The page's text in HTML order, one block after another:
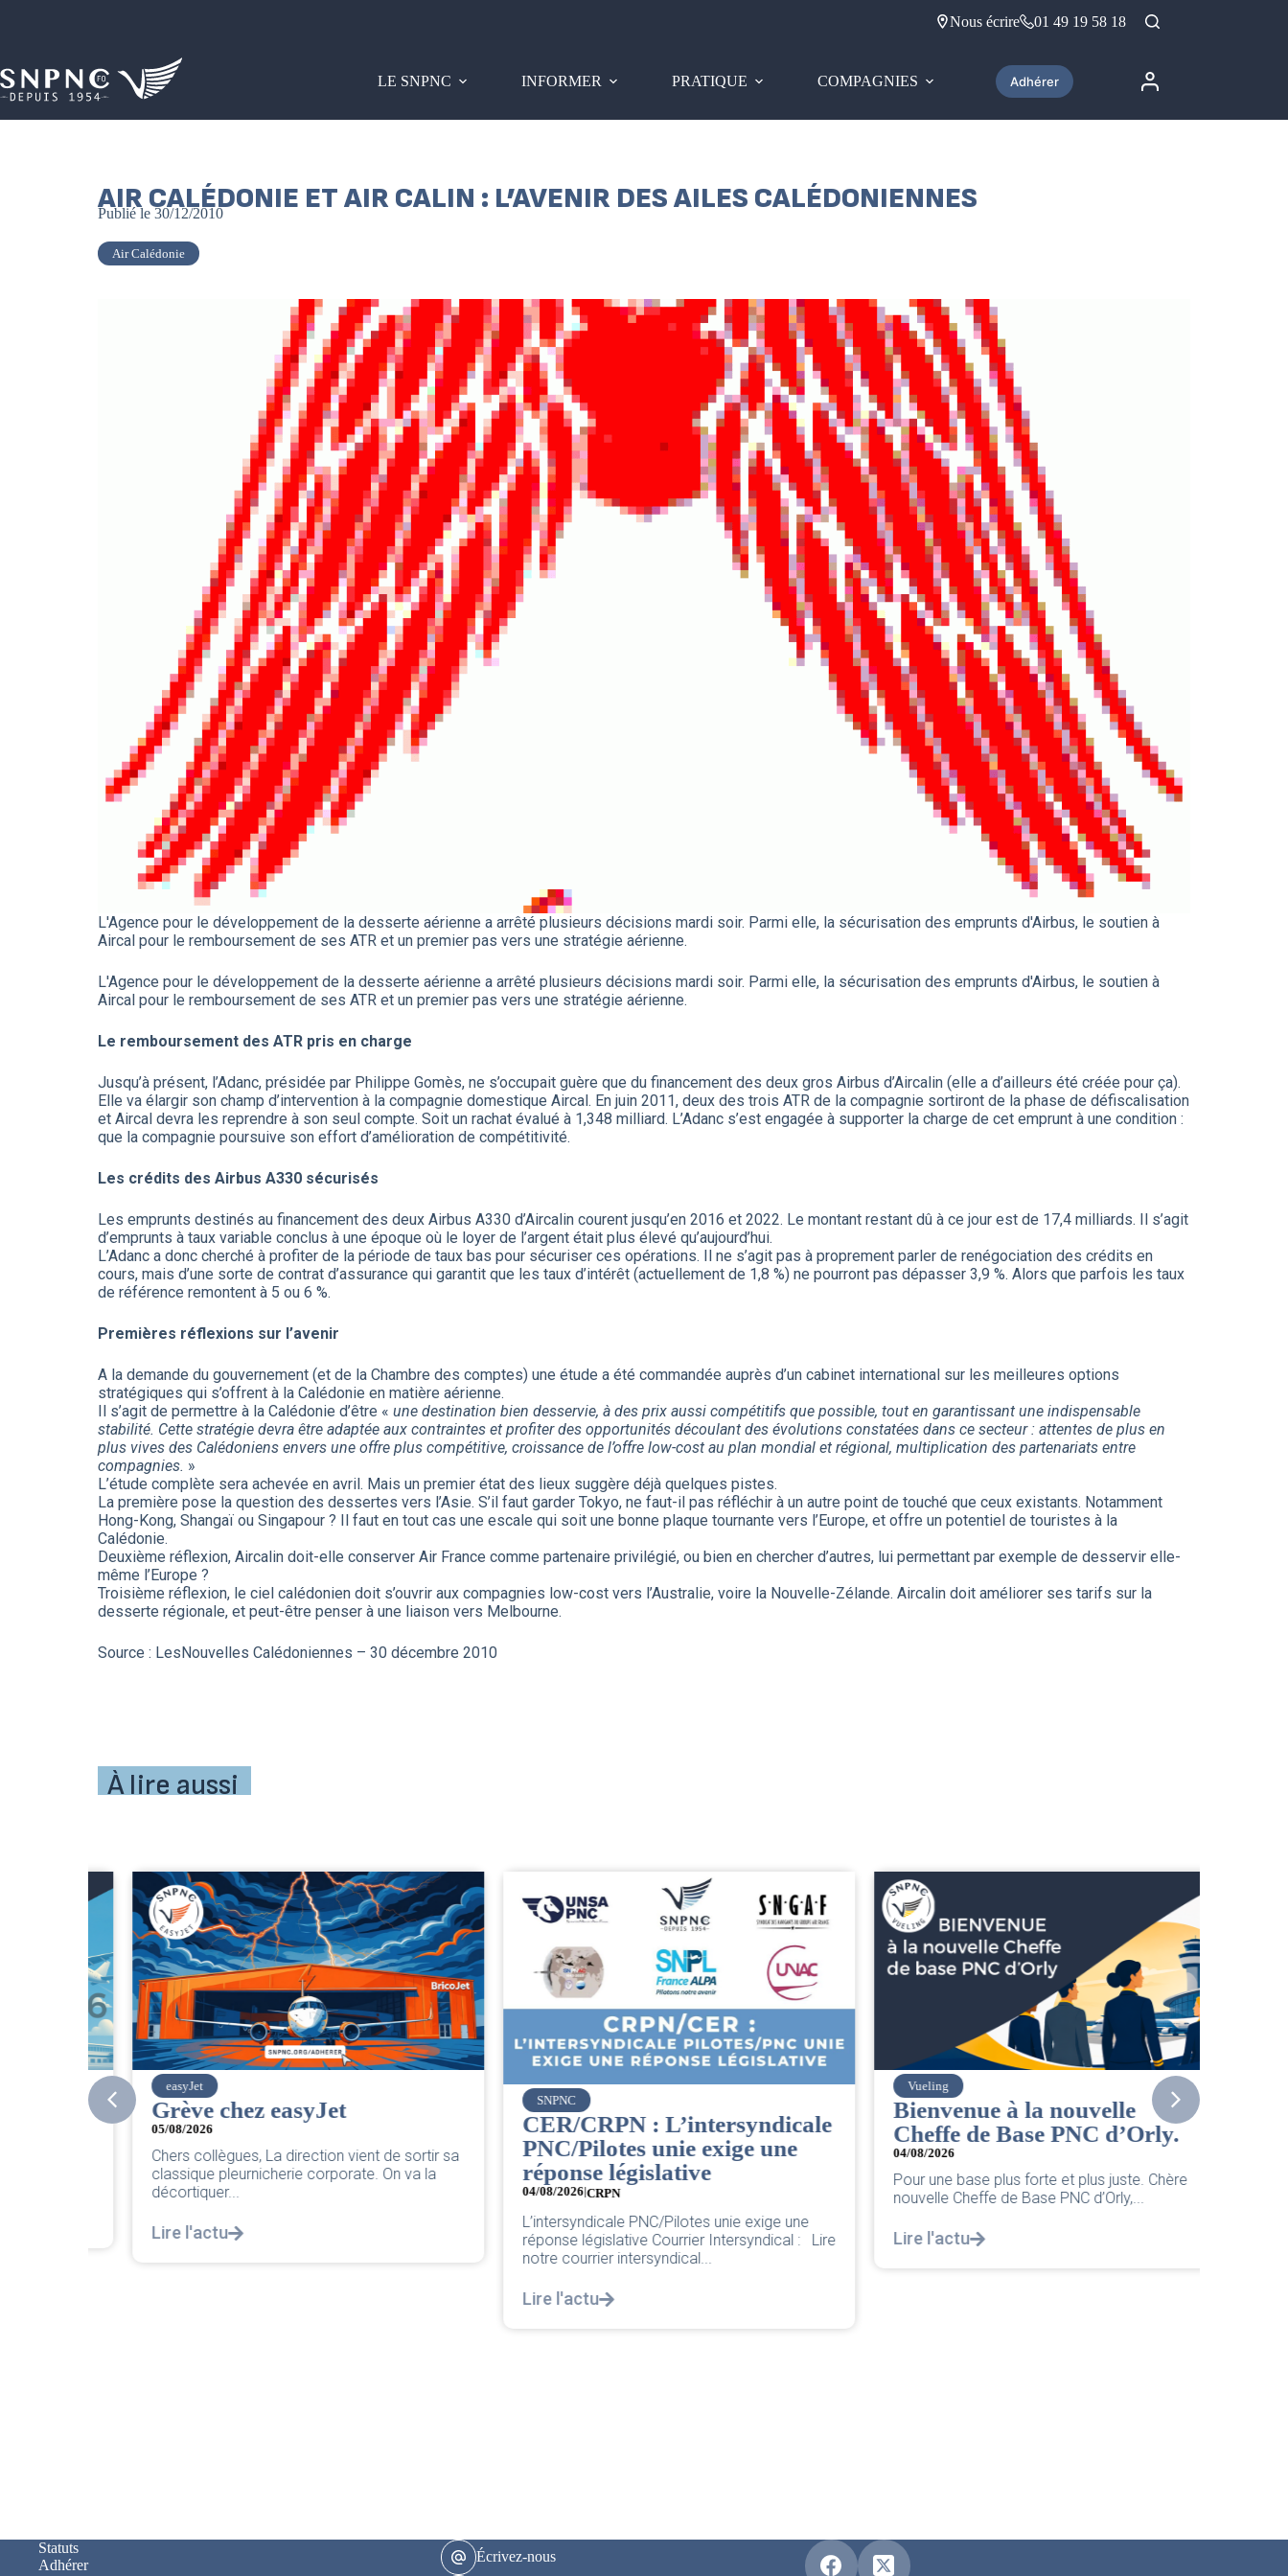
Nous écrire 01 49 19 58 18
LE SNPNC INFORMER PRATIQUE COMPAGNIES Adhérer
AIR CALÉDONIE ET AIR CALIN : L’AVENIR DES AILES CALÉDONIENNES
Publié le 30/12/2010
Air Calédonie
L'Agence pour le développement de la desserte aérienne a arrêté plusieurs décisions mardi soir. Parmi elle, la sécurisation des emprunts d'Airbus, le soutien à
Aircal pour le remboursement de ses ATR et un premier pas vers une stratégie aérienne.
L'Agence pour le développement de la desserte aérienne a arrêté plusieurs décisions mardi soir. Parmi elle, la sécurisation des emprunts d'Airbus, le soutien à
Aircal pour le remboursement de ses ATR et un premier pas vers une stratégie aérienne.
Le remboursement des ATR pris en charge
Jusqu’à présent, l’Adanc, présidée par Philippe Gomès, ne s’occupait guère que du financement des deux gros Airbus d’Aircalin (elle a d’ailleurs été créée pour ça).
Elle va élargir son champ d’intervention à la compagnie domestique Aircal. En juin 2011, deux des trois ATR de la compagnie sortiront de la phase de défiscalisation
et Aircal devra les reprendre à son seul compte. Soit un rachat évalué à 1,348 milliard. L’Adanc s’est engagée à supporter la charge de cet emprunt à une condition :
que la compagnie poursuive son effort d’amélioration de compétitivité.
Les crédits des Airbus A330 sécurisés
Les emprunts destinés au financement des deux Airbus A330 d’Aircalin courent jusqu’en 2016 et 2022. Le montant restant dû à ce jour est de 17,4 milliards. Il s’agit
d’emprunts à taux variable conclus à une époque où le loyer de l’argent était plus élevé qu’aujourd’hui.
L’Adanc a donc cherché à profiter de la période de taux bas pour sécuriser ces opérations. Il ne s’agit pas à proprement parler de renégociation des crédits en
cours, mais d’une sorte de contrat d’assurance qui garantit que les taux d’intérêt (actuellement de 1,8 %) ne pourront pas dépasser 3,9 %. Alors que parfois les taux
de référence remontent à 5 ou 6 %.
Premières réflexions sur l’avenir
A la demande du gouvernement (et de la Chambre des comptes) une étude a été commandée auprès d’un cabinet international sur les meilleures options
stratégiques qui s’offrent à la Calédonie en matière aérienne.
Il s’agit de permettre à la Calédonie d’être « une destination bien desservie, à des prix aussi compétitifs que possible, tout en garantissant une indispensable
stabilité. Cette stratégie devra être adaptée aux contraintes et profiter des opportunités découlant des évolutions constatées dans ce secteur : attentes de plus en
plus vives des Calédoniens envers une offre plus compétitive, croissance de l’offre low-cost au plan mondial et régional, multiplication des partenariats entre
compagnies. »
L’étude complète sera achevée en avril. Mais un premier état des lieux suggère déjà quelques pistes.
La première pose la question des dessertes vers l’Asie. S’il faut garder Tokyo, ne faut-il pas réfléchir à un autre point de touché que ceux existants. Notamment
Hong-Kong, Shangaï ou Singapour ? Il faut en tout cas une escale qui soit une bonne plaque tournante vers l’Europe, et offre un potentiel de touristes à la
Calédonie.
Deuxième réflexion, Aircalin doit-elle conserver Air France comme partenaire privilégié, ou bien en chercher d’autres, lui permettant par exemple de desservir elle-
même l’Europe ?
Troisième réflexion, le ciel calédonien doit s’ouvrir aux compagnies low-cost vers l’Australie, voire la Nouvelle-Zélande. Aircalin doit améliorer ses tarifs sur la
desserte régionale, et peut-être penser à une liaison vers Melbourne.
Source : LesNouvelles Calédoniennes – 30 décembre 2010
À lire aussi
easyJet
Grève chez easyJet
05/08/2026
Chers collègues, La direction vient de sortir sa
classique pleurnicherie corporate. On va la
décortiquer...
Lire l'actu
SNPNC
CER/CRPN : L’intersyndicale
PNC/Pilotes unie exige une
réponse législative
04/08/2026|CRPN
L’intersyndicale PNC/Pilotes unie exige une
réponse législative Courrier Intersyndical : Lire
notre courrier intersyndical...
Lire l'actu
Vueling
Bienvenue à la nouvelle
Cheffe de Base PNC d’Orly.
04/08/2026
Pour une base plus forte et plus juste. Chère
nouvelle Cheffe de Base PNC d’Orly,...
Lire l'actu
Statuts
Adhérer
Écrivez-nous